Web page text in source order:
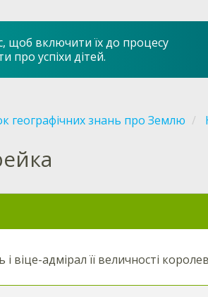
щоб включити їх до процесу
про успіхи дітей.
географічних знань про Землю
віце-адмірал її величності